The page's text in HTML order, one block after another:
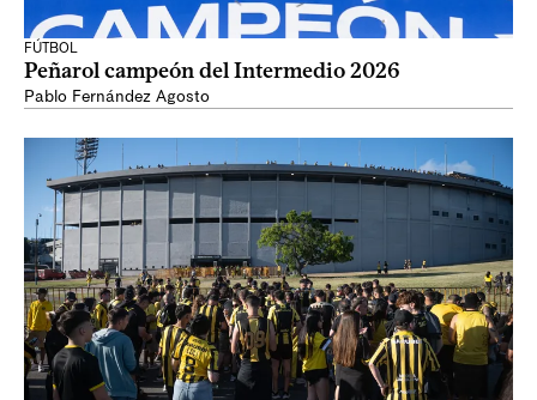
FÚTBOL
Peñarol campeón del Intermedio 2026
Pablo Fernández Agosto